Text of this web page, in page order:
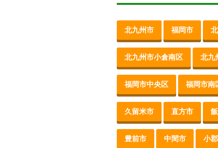
北九州市 福岡市
北九州市小倉南区 北九
福岡市中央区 福岡市南
久留米市 直方市
豊前市 中間市 小